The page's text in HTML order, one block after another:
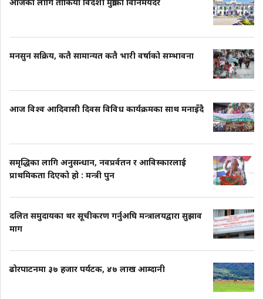
मनसुन सक्रिय, कतै सामान्यत कतै भारी वर्षाको सम्भावना
आज विश्व आदिवासी दिवस विविध कार्यक्रमका साथ मनाइँदै
समृद्धिका लागि अनुसन्धान, नवप्रर्वतन र आविस्कारलाई
प्राथमिकता दिएको हो : मन्त्री पुन
दलित समुदायका थर सूचीकरण गर्नुअघि मन्त्रालयद्वारा सुझाव
माग
ढोरपाटनमा ३७ हजार पर्यटक, ४७ लाख आम्दानी